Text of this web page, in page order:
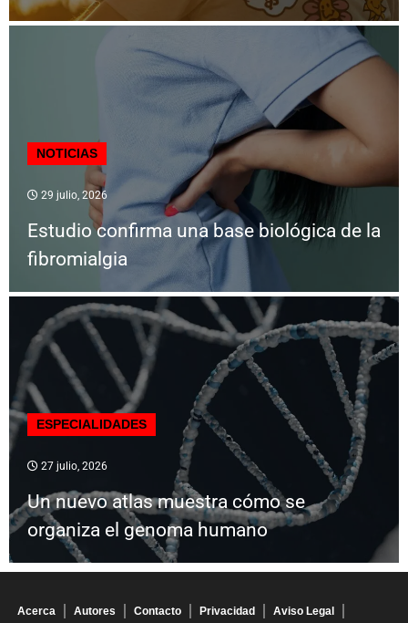
NOTICIAS
29 julio, 2026
Estudio confirma una base biológica de la
fibromialgia
ESPECIALIDADES
27 julio, 2026
Un nuevo atlas muestra cómo se
organiza el genoma humano
Acerca Autores Contacto Privacidad Aviso Legal